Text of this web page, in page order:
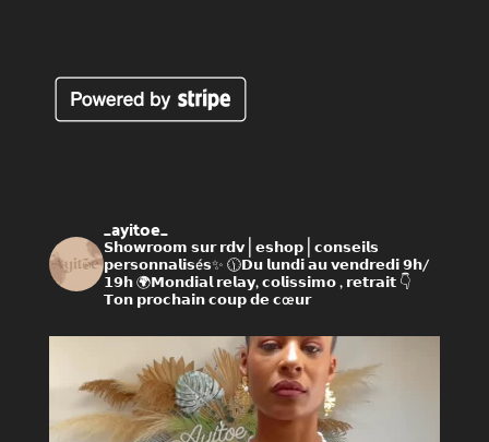
_ayitoe_
𝗦𝗵𝗼𝘄𝗿𝗼𝗼𝗺 𝘀𝘂𝗿 𝗿𝗱𝘃 | 𝗲𝘀𝗵𝗼𝗽 | 𝗰𝗼𝗻𝘀𝗲𝗶𝗹𝘀
𝗽𝗲𝗿𝘀𝗼𝗻𝗻𝗮𝗹𝗶𝘀é𝘀✨ 🕦𝗗𝘂 𝗹𝘂𝗻𝗱𝗶 𝗮𝘂 𝘃𝗲𝗻𝗱𝗿𝗲𝗱𝗶 𝟵𝗵/
𝟭𝟵𝗵🌍𝗠𝗼𝗻𝗱𝗶𝗮𝗹 𝗿𝗲𝗹𝗮𝘆, 𝗰𝗼𝗹𝗶𝘀𝘀𝗶𝗺𝗼 , 𝗿𝗲𝘁𝗿𝗮𝗶𝘁👇
𝗧𝗼𝗻 𝗽𝗿𝗼𝗰𝗵𝗮𝗶𝗻 𝗰𝗼𝘂𝗽 𝗱𝗲 𝗰œ𝘂𝗿